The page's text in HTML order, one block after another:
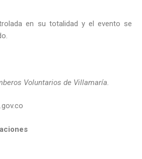
en su totalidad y el evento se
Voluntarios de Villamaría.